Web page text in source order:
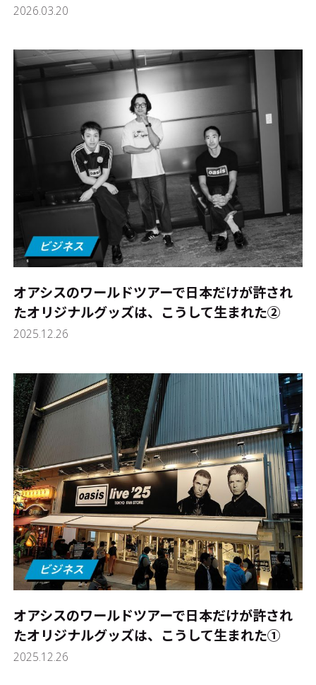
2026.03.20
オアシスのワールドツアーで日本だけが許され
たオリジナルグッズは、こうして生まれた②
2025.12.26
オアシスのワールドツアーで日本だけが許され
たオリジナルグッズは、こうして生まれた①
2025.12.26